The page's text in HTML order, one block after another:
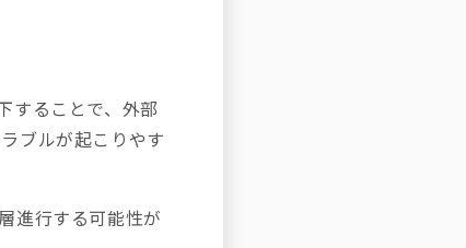
することで、外部
ブルが起こりやす
進行する可能性が